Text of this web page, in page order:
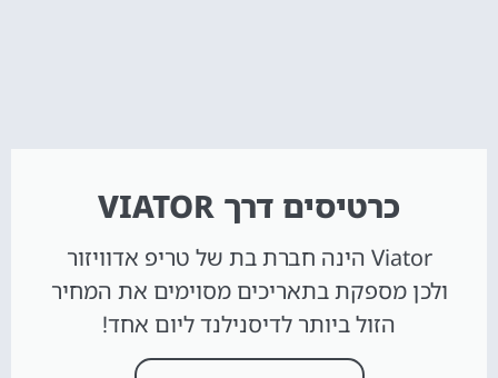
כרטיסים דרך VIATOR
Viator הינה חברת בת של טריפ אדוויזור
ולכן מספקת בתאריכים מסוימים את המחיר
הזול ביותר לדיסנילנד ליום אחד!